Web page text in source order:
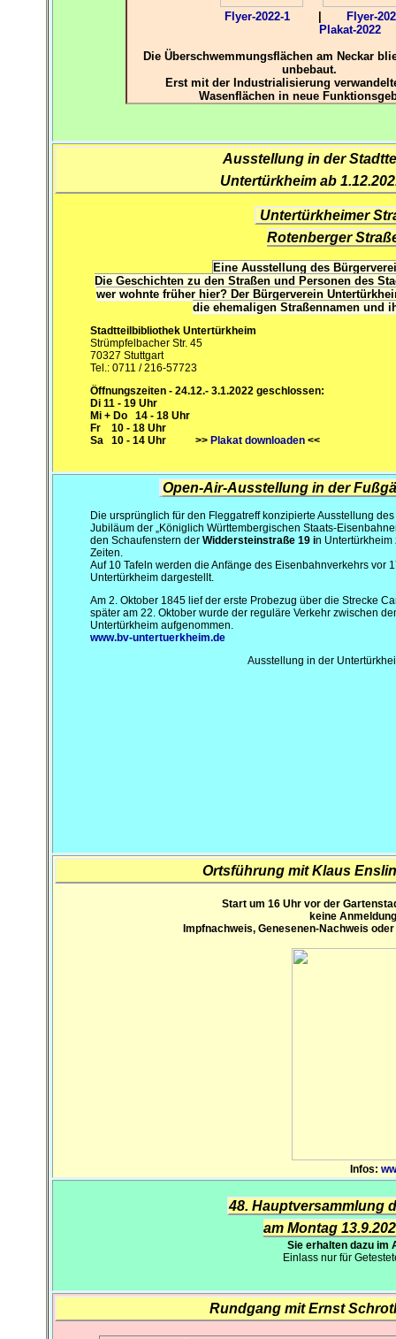
Flyer-2022-1
Flyer-
Plakat-2022
Die Überschwemmungsflächen am Neckar
unbebaut.
Erst mit der Industrialisierung
Wasenflächen in neue
Ausstellung in der
Untertürkheim ab
Untertürkheimer
Rotenberger
Eine Ausstellung des
Die Geschichten zu den Straßen und Personen des
wer wohnte früher hier? Der Bürgerverein
die ehemaligen Straßennamen und
Stadtteilbibliothek Untertürkheim
Strümpfelbacher Str. 45
70327 Stuttgart
Tel.: 0711 / 216-57723
Öffnungszeiten - 24.12.- 3.1.2022 geschlossen:
Di 11 - 19 Uhr
Mi + Do 14 - 18 Uhr
Fr 10 - 18 Uhr
Sa 10 - 14 Uhr >> Plakat downloaden <<
Open-Air-Ausstellung in der
Die ursprünglich für den Fleggatreff konzipierte Ausstellung
Jubiläum der „Königlich Württembergischen Staats-
den Schaufenstern der Widdersteinstraße 19 in
Zeiten.
Auf 10 Tafeln werden die Anfänge des Eisenbahnverkehrs vor
Untertürkheim dargestellt.
Am 2. Oktober 1845 lief der erste Probezug über die Strecke
später am 22. Oktober wurde der reguläre Verkehr zwischen
Untertürkheim aufgenommen.
www.bv-untertuerkheim.de
Ausstellung in der
Ortsführung mit Klaus
Start um 16 Uhr vor der
keine
Impfnachweis, Genesenen-Nachweis
Infos:
48. Hauptversammlung
am Montag
Sie erhalten dazu im
Einlass nur für
Rundgang mit Ernst